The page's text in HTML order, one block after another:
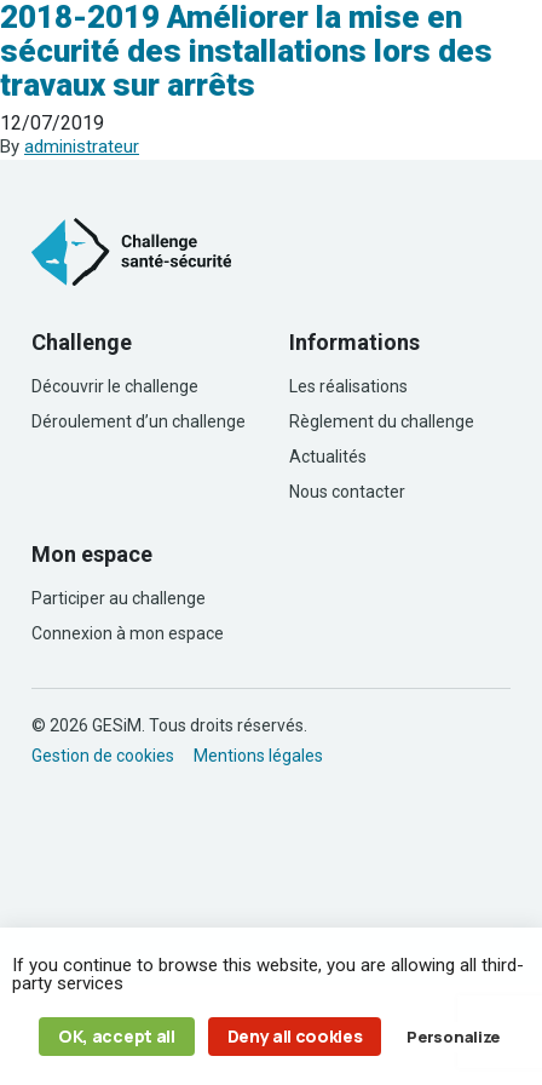
2018-2019 Améliorer la mise en
sécurité des installations lors des
travaux sur arrêts
12/07/2019
By administrateur
Challenge
Découvrir le challenge
Déroulement d’un challenge
Informations
Les réalisations
Règlement du challenge
Actualités
Nous contacter
Mon espace
Participer au challenge
Connexion à mon espace
© 2026 GESiM. Tous droits réservés.
Gestion de cookies
Mentions légales
If you continue to browse this website, you are allowing all third-
party services
OK, accept all Deny all cookies Personalize